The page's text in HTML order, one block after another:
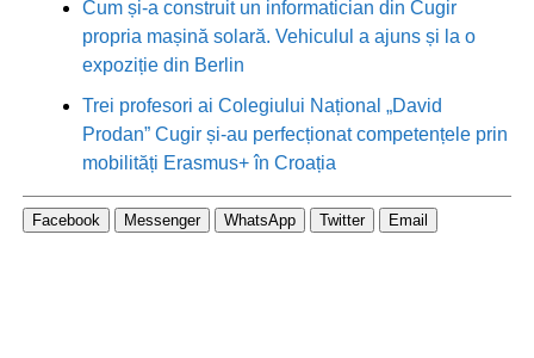
Cum și-a construit un informatician din Cugir
propria mașină solară. Vehiculul a ajuns și la o
expoziție din Berlin
Trei profesori ai Colegiului Național „David
Prodan” Cugir și-au perfecționat competențele prin
mobilități Erasmus+ în Croația
Facebook Messenger WhatsApp Twitter Email